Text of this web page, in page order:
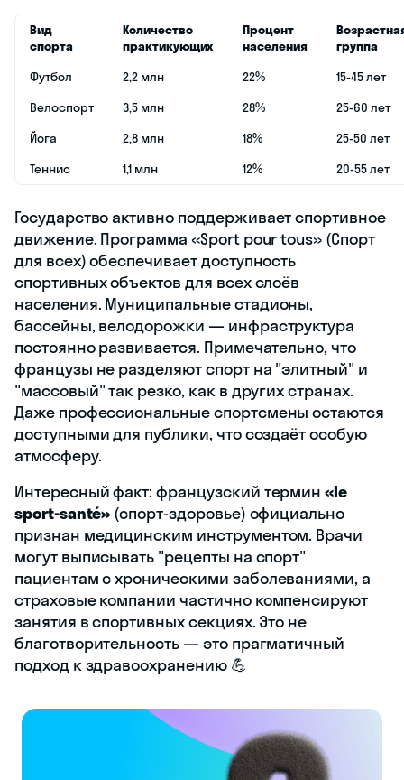
Вид
спорта
Количество
практикующих
Процент
населения
группа
Футбол
2,2 млн 22%
15-45 лет
Велоспорт
3,5 млн 28%
25-60 лет
Йога
2,8 млн 18%
25-50 лет
Теннис
1,1 млн 12% 20-55 лет
Государство активно поддерживает спортивное
движение. Программа «Sport pour tous» (Спорт
для всех) обеспечивает доступность
спортивных объектов для всех слоёв
населения. Муниципальные стадионы,
бассейны, велодорожки — инфраструктура
постоянно развивается. Примечательно, что
французы не разделяют спорт на "элитный" и
"массовый" так резко, как в других странах.
Даже профессиональные спортсмены остаются
доступными для публики, что создаёт особую
атмосферу.
Интересный факт: французский термин«le
sport-santé» (спорт-здоровье) официально
признан медицинским инструментом. Врачи
могут выписывать "рецепты на спорт"
пациентам с хроническими заболеваниями, а
страховые компании частично компенсируют
занятия в спортивных секциях. Это не
благотворительность — это прагматичный
подход к здравоохранению 💪